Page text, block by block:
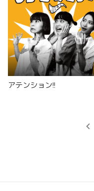
アテンション!!